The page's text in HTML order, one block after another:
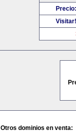
Precio:
Visitar!
Otros dominios en venta: